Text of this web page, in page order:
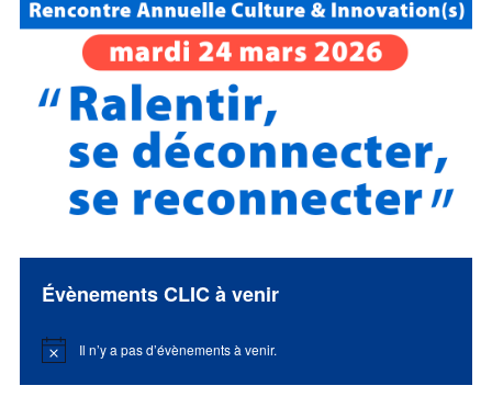
Évènements CLIC à venir
Notice Il n’y a pas d’évènements à venir.